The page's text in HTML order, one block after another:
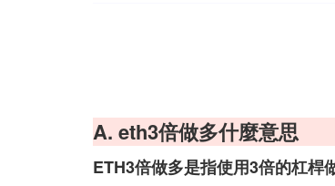
A. eth3倍做多什麼意思
ETH3倍做多是指使用3倍的杠桿